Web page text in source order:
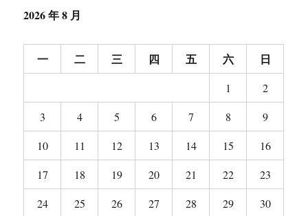
2026 年 8 月
一 二 三 四 五 六 日
1
2
3
4 5 6 7 8
9
10
11 12 13 14 15
16
17
18 19 20 21 22
23
24
25 26 27 28 29
30